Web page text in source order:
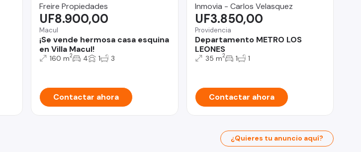
Freire Propiedades
Macul
¡Se vende hermosa casa esquina
en Villa Macul!
UF8.900,00
160 m2 4 1 3
Contactar ahora
Inmovia - Carlos Velasquez
Providencia
Departamento METRO LOS
LEONES
UF3.850,00
35 m2 1 1
Contactar ahora
¿Quieres tu anuncio aquí?